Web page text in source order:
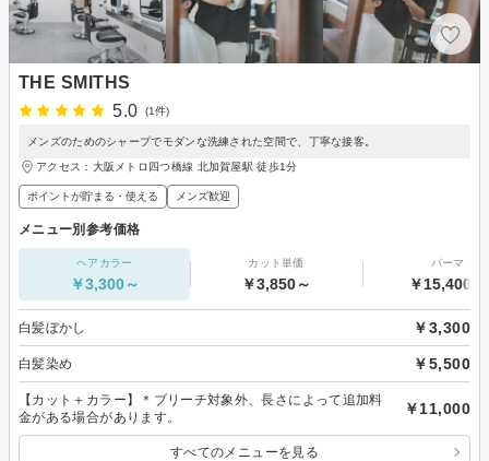
THE SMITHS
5.0
(1件)
メンズのためのシャープでモダンな洗練された空間で、丁寧な接客。
アクセス：大阪メトロ四つ橋線 北加賀屋駅 徒歩1分
ポイントが貯まる・使える メンズ歓迎
メニュー別参考価格
ヘアカラー
￥3,300～
カット単価
￥3,850～
パーマ
￥15,400～
白髪ぼかし ￥3,300
白髪染め ￥5,500
【カット＋カラー】＊ブリーチ対象外、長さによって追加料
金がある場合があります。
￥11,000
すべてのメニューを見る